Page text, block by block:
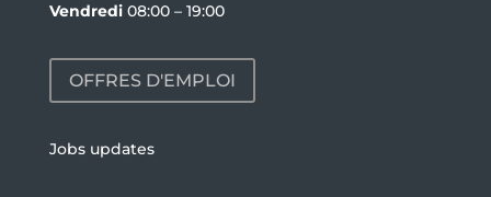
Vendredi08:00 – 19:00
OFFRES D'EMPLOI
Jobs updates